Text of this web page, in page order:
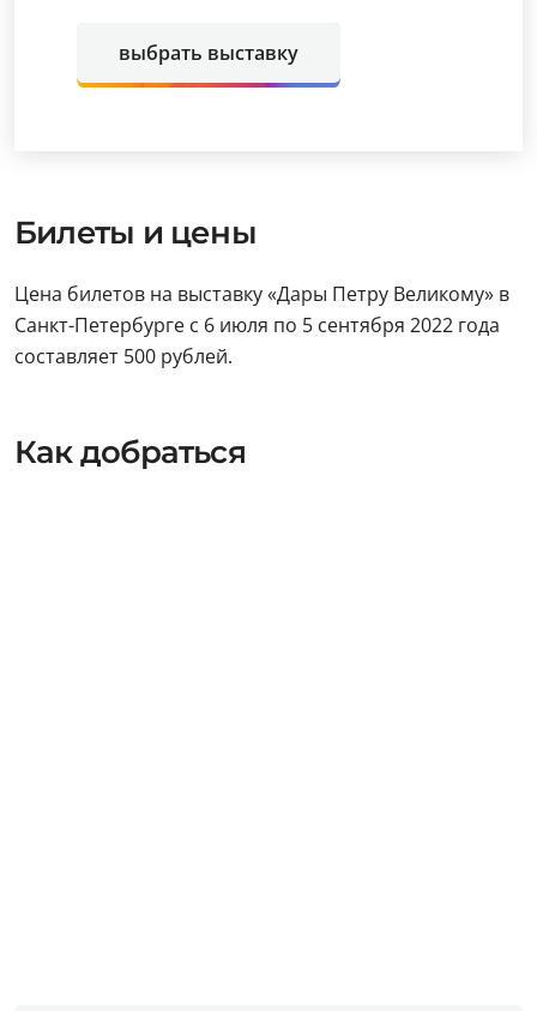
выбрать выставку
Билеты и цены
Цена билетов на выставку «Дары Петру Великому» в
Санкт-Петербурге с 6 июля по 5 сентября 2022 года
составляет 500 рублей.
Как добраться